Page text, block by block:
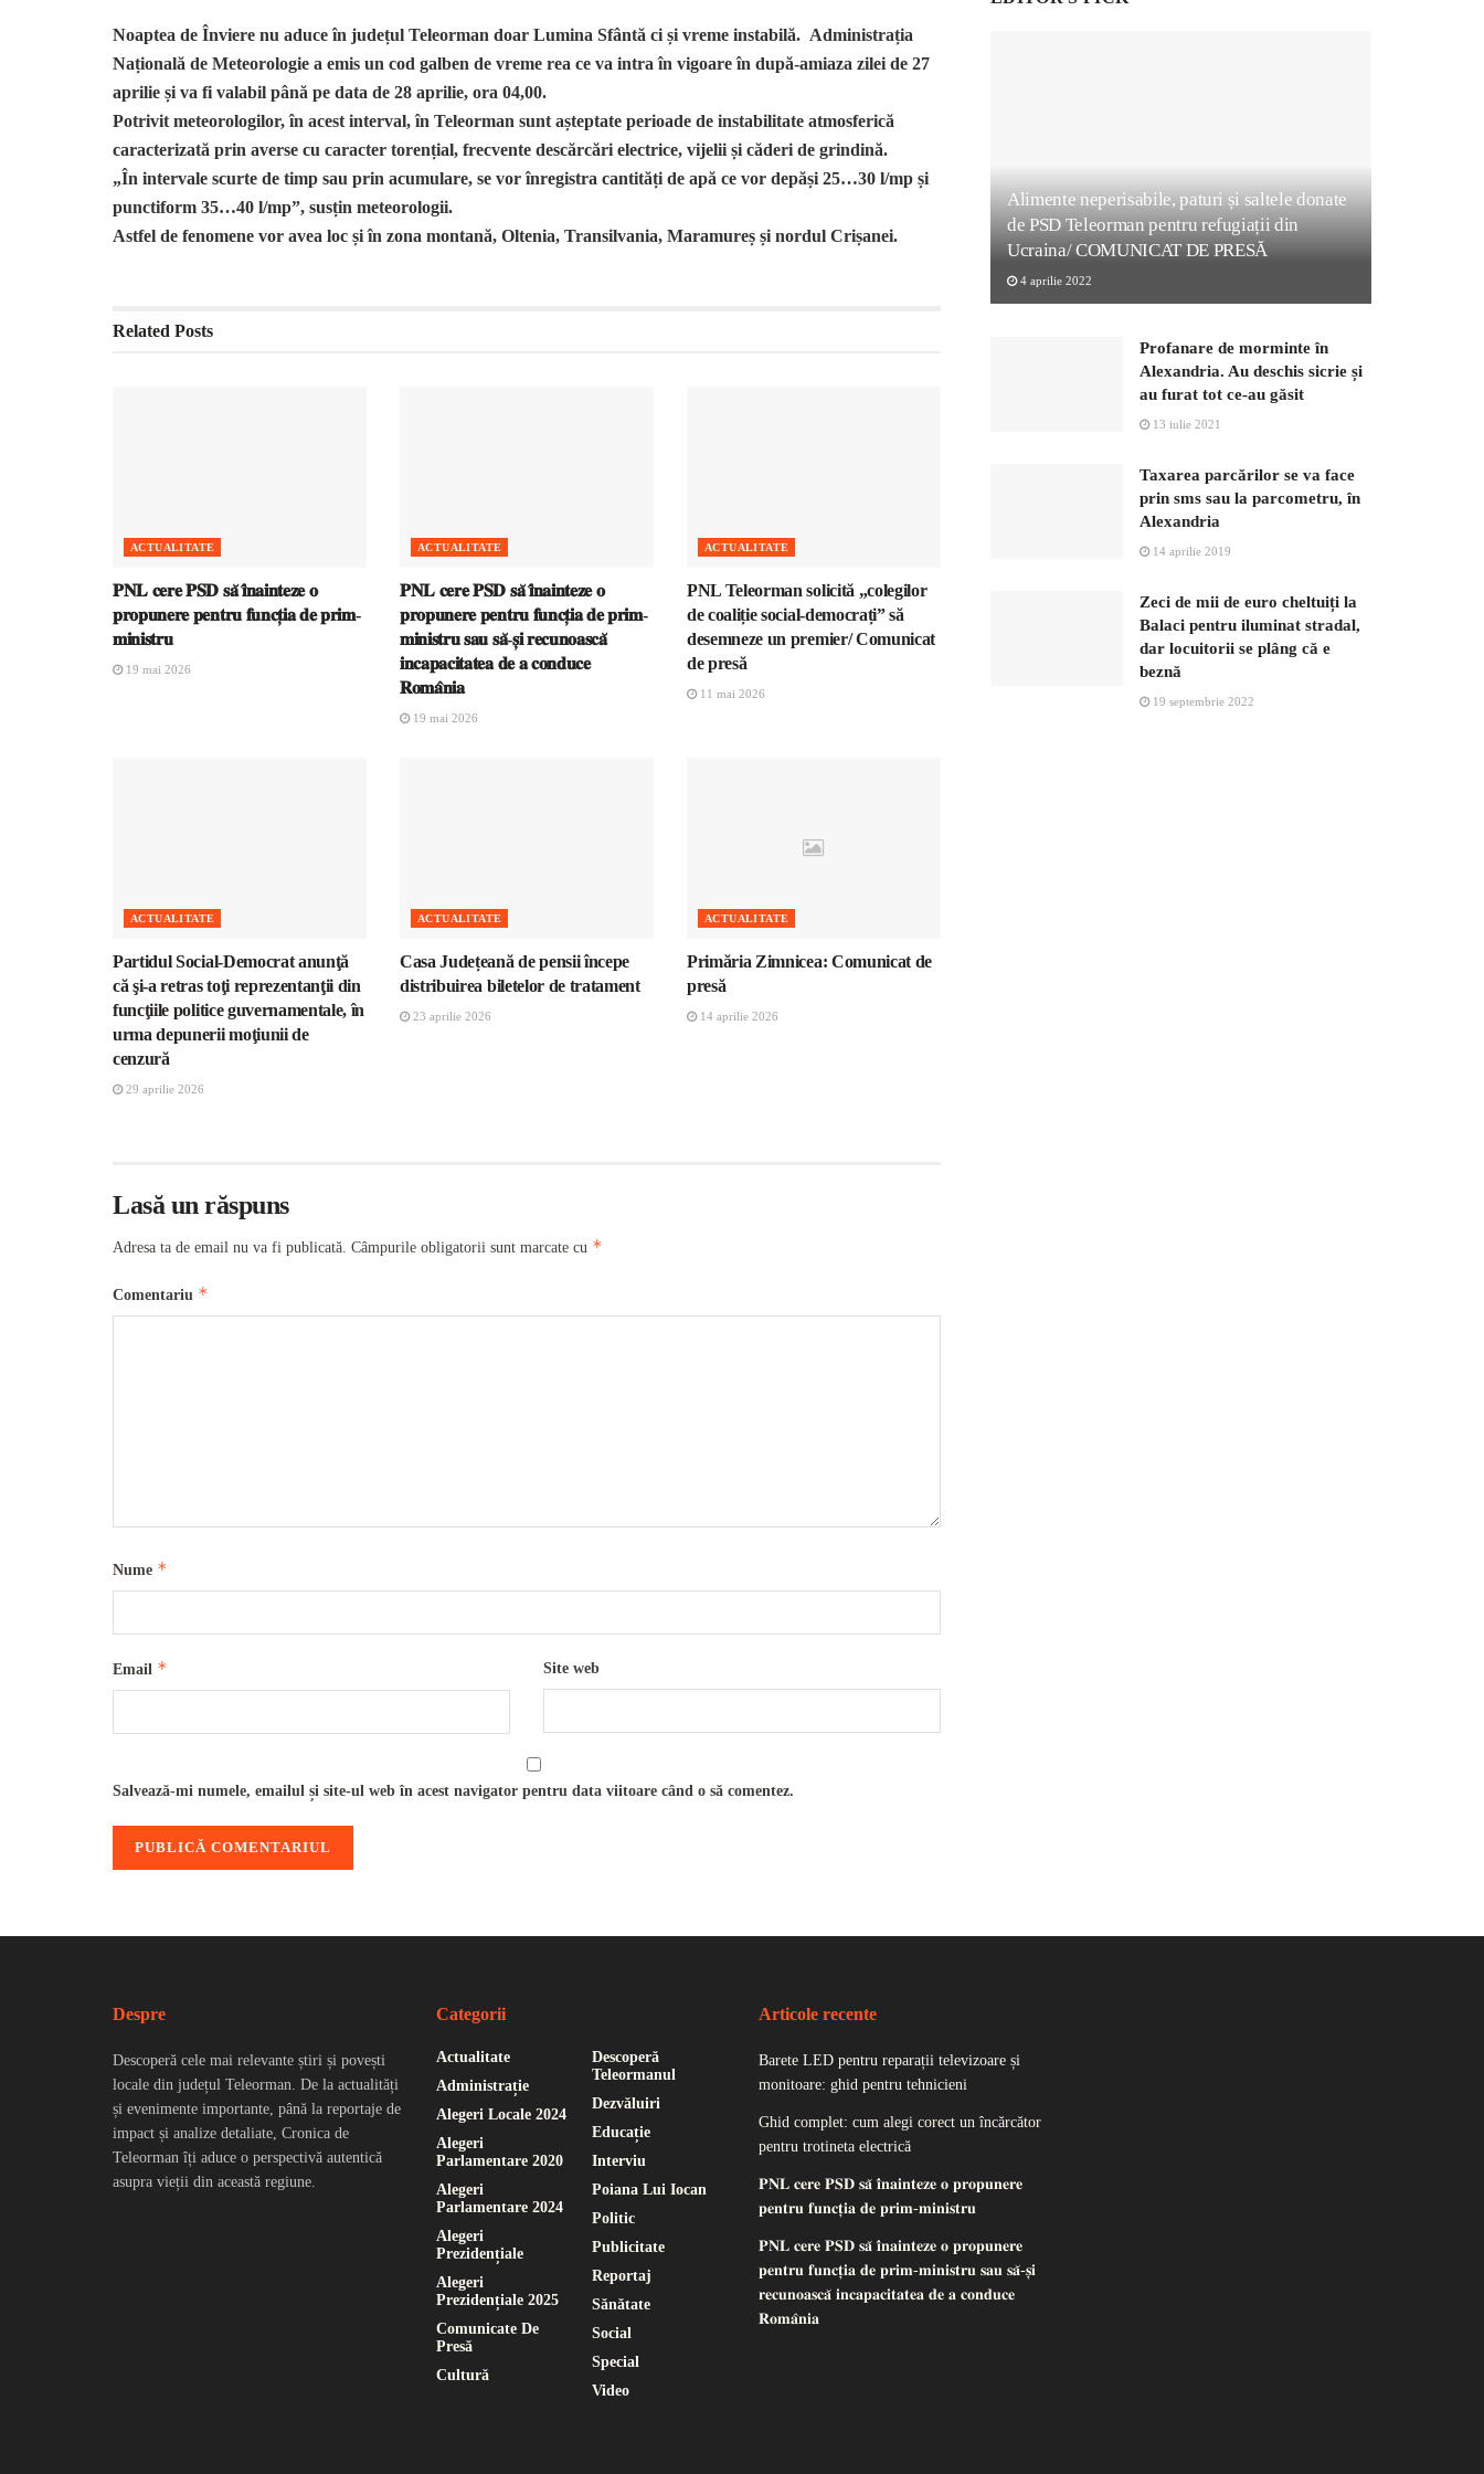
Noaptea de Înviere nu aduce în județul Teleorman doar Lumina Sfântă ci și vreme instabilă. Administrația
Națională de Meteorologie a emis un cod galben de vreme rea ce va intra în vigoare în după-amiaza zilei de 27
aprilie și va fi valabil până pe data de 28 aprilie, ora 04,00.
Potrivit meteorologilor, în acest interval, în Teleorman sunt așteptate perioade de instabilitate atmosferică
caracterizată prin averse cu caracter torențial, frecvente descărcări electrice, vijelii și căderi de grindină.
„În intervale scurte de timp sau prin acumulare, se vor înregistra cantități de apă ce vor depăși 25…30 l/mp și
punctiform 35…40 l/mp”, susțin meteorologii.
Astfel de fenomene vor avea loc și în zona montană, Oltenia, Transilvania, Maramureș și nordul Crișanei.
Related Posts
ACTUALITATE
𝐏𝐍𝐋 𝐜𝐞𝐫𝐞 𝐏𝐒𝐃 𝐬𝐚̆ 𝐢̂𝐧𝐚𝐢𝐧𝐭𝐞𝐳𝐞 𝐨
𝐩𝐫𝐨𝐩𝐮𝐧𝐞𝐫𝐞 𝐩𝐞𝐧𝐭𝐫𝐮 𝐟𝐮𝐧𝐜𝐭̦𝐢𝐚 𝐝𝐞 𝐩𝐫𝐢𝐦-
𝐦𝐢𝐧𝐢𝐬𝐭𝐫𝐮
19 mai 2026
ACTUALITATE
𝐏𝐍𝐋 𝐜𝐞𝐫𝐞 𝐏𝐒𝐃 𝐬𝐚̆ 𝐢̂𝐧𝐚𝐢𝐧𝐭𝐞𝐳𝐞 𝐨
𝐩𝐫𝐨𝐩𝐮𝐧𝐞𝐫𝐞 𝐩𝐞𝐧𝐭𝐫𝐮 𝐟𝐮𝐧𝐜𝐭̦𝐢𝐚 𝐝𝐞 𝐩𝐫𝐢𝐦-
𝐦𝐢𝐧𝐢𝐬𝐭𝐫𝐮 𝐬𝐚𝐮 𝐬𝐚̆-𝐬̦𝐢 𝐫𝐞𝐜𝐮𝐧𝐨𝐚𝐬𝐜𝐚̆
𝐢𝐧𝐜𝐚𝐩𝐚𝐜𝐢𝐭𝐚𝐭𝐞𝐚 𝐝𝐞 𝐚 𝐜𝐨𝐧𝐝𝐮𝐜𝐞
𝐑𝐨𝐦𝐚̂𝐧𝐢𝐚
19 mai 2026
ACTUALITATE
PNL Teleorman solicită „colegilor
de coaliție social-democrați” să
desemneze un premier/ Comunicat
de presă
11 mai 2026
ACTUALITATE
Partidul Social-Democrat anunţă
că şi-a retras toţi reprezentanţii din
funcţiile politice guvernamentale, în
urma depunerii moţiunii de
cenzură
29 aprilie 2026
ACTUALITATE
Casa Județeană de pensii începe
distribuirea biletelor de tratament
23 aprilie 2026
ACTUALITATE
Primăria Zimnicea: Comunicat de
presă
14 aprilie 2026
Lasă un răspuns
Adresa ta de email nu va fi publicată. Câmpurile obligatorii sunt marcate cu *
Comentariu *
Nume *
Email * Site web
Salvează-mi numele, emailul și site-ul web în acest navigator pentru data viitoare când o să comentez.
Alimente neperisabile, paturi și saltele donate
de PSD Teleorman pentru refugiații din
Ucraina/ COMUNICAT DE PRESĂ
4 aprilie 2022
Profanare de morminte în
Alexandria. Au deschis sicrie și
au furat tot ce-au găsit
13 iulie 2021
Taxarea parcărilor se va face
prin sms sau la parcometru, în
Alexandria
14 aprilie 2019
Zeci de mii de euro cheltuiți la
Balaci pentru iluminat stradal,
dar locuitorii se plâng că e
beznă
19 septembrie 2022
Despre
Descoperă cele mai relevante știri și povești
locale din județul Teleorman. De la actualități
și evenimente importante, până la reportaje de
impact și analize detaliate, Cronica de
Teleorman îți aduce o perspectivă autentică
asupra vieții din această regiune.
Categorii
Actualitate
Administrație
Alegeri Locale 2024
Alegeri
Parlamentare 2020
Alegeri
Parlamentare 2024
Alegeri
Prezidențiale
Alegeri
Prezidențiale 2025
Comunicate De
Presă
Cultură
Descoperă
Teleormanul
Dezvăluiri
Educație
Interviu
Poiana Lui Iocan
Politic
Publicitate
Reportaj
Sănătate
Social
Special
Video
Articole recente
Barete LED pentru reparații televizoare și
monitoare: ghid pentru tehnicieni
Ghid complet: cum alegi corect un încărcător
pentru trotineta electrică
𝐏𝐍𝐋 𝐜𝐞𝐫𝐞 𝐏𝐒𝐃 𝐬𝐚̆ 𝐢̂𝐧𝐚𝐢𝐧𝐭𝐞𝐳𝐞 𝐨 𝐩𝐫𝐨𝐩𝐮𝐧𝐞𝐫𝐞
𝐩𝐞𝐧𝐭𝐫𝐮 𝐟𝐮𝐧𝐜𝐭̦𝐢𝐚 𝐝𝐞 𝐩𝐫𝐢𝐦-𝐦𝐢𝐧𝐢𝐬𝐭𝐫𝐮
𝐏𝐍𝐋 𝐜𝐞𝐫𝐞 𝐏𝐒𝐃 𝐬𝐚̆ 𝐢̂𝐧𝐚𝐢𝐧𝐭𝐞𝐳𝐞 𝐨 𝐩𝐫𝐨𝐩𝐮𝐧𝐞𝐫𝐞
𝐩𝐞𝐧𝐭𝐫𝐮 𝐟𝐮𝐧𝐜𝐭̦𝐢𝐚 𝐝𝐞 𝐩𝐫𝐢𝐦-𝐦𝐢𝐧𝐢𝐬𝐭𝐫𝐮 𝐬𝐚𝐮 𝐬𝐚̆-𝐬̦𝐢
𝐫𝐞𝐜𝐮𝐧𝐨𝐚𝐬𝐜𝐚̆ 𝐢𝐧𝐜𝐚𝐩𝐚𝐜𝐢𝐭𝐚𝐭𝐞𝐚 𝐝𝐞 𝐚 𝐜𝐨𝐧𝐝𝐮𝐜𝐞
𝐑𝐨𝐦𝐚̂𝐧𝐢𝐚